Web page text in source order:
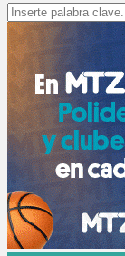
Search
for: